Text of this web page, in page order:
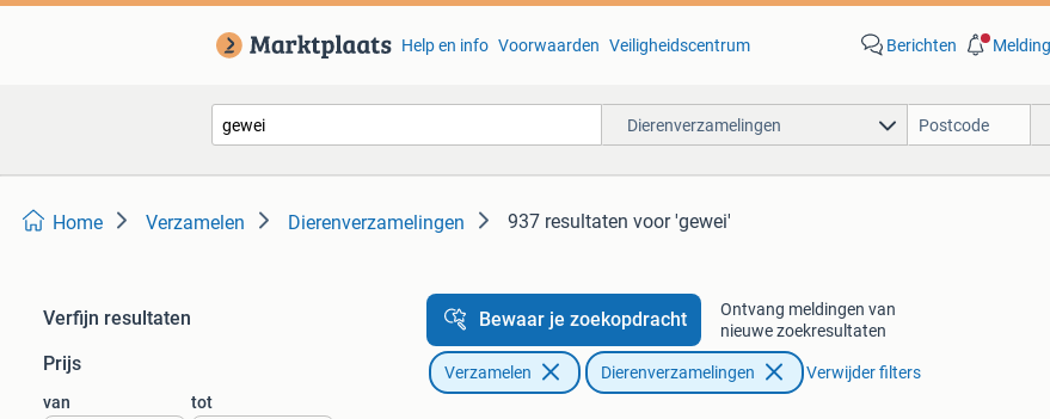
Help en info Voorwaarden Veiligheidscentrum Berichten
Dierenverzamelingen
Home Verzamelen Dierenverzamelingen 937 resultaten voor 'gewei'
Verfijn resultaten
Prijs
van tot
Bewaar je zoekopdracht
Ontvang meldingen van
nieuwe zoekresultaten
Verzamelen Dierenverzamelingen Verwijder filters